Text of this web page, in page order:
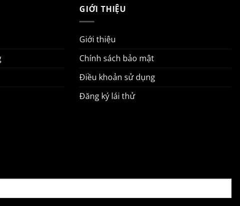
GIỚI THIỆU
Giới thiệu
Chính sách bảo mật
Điều khoản sử dụng
Đăng ký lái thử